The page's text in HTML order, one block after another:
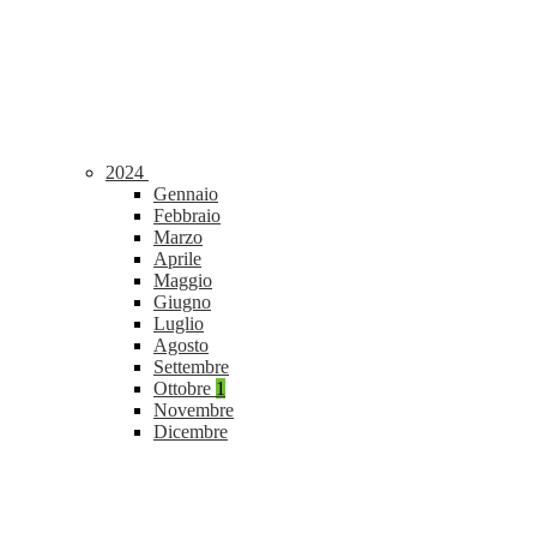
2024
Gennaio
Febbraio
Marzo
Aprile
Maggio
Giugno
Luglio
Agosto
Settembre
Ottobre 1
Novembre
Dicembre